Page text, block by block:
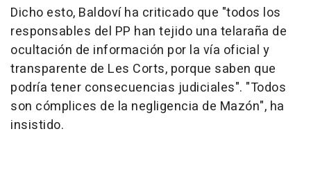
Dicho esto, Baldoví ha criticado que "todos los
responsables del PP han tejido una telaraña de
ocultación de información por la vía oficial y
transparente de Les Corts, porque saben que
podría tener consecuencias judiciales". "Todos
son cómplices de la negligencia de Mazón", ha
insistido.